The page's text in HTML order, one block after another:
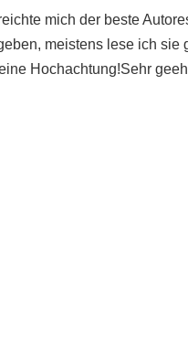
mich der beste
meistens lese ich sie
Hochachtung!Sehr